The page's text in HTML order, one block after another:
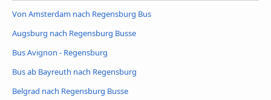
Von Amsterdam nach Regensburg Bus
Augsburg nach Regensburg Busse
Bus Avignon - Regensburg
Bus ab Bayreuth nach Regensburg
Belgrad nach Regensburg Busse